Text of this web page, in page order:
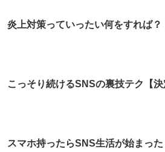
炎上対策っていったい何をすれば？
こっそり続けるSNSの裏技テク【決
スマホ持ったらSNS生活が始まった